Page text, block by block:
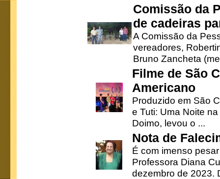
Comissão da
de cadeiras
A Comissão da
vereadores,
Bruno Zancheta
Filme de São
Americano
Produzido em São
e Tuti: Uma Noite
Doimo, levou o ...
Nota de
É com imenso
Professora Diana
dezembro de 2023.